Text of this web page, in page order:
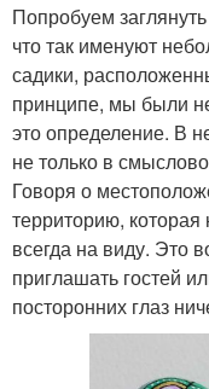
Попробуем
что так именуют
садики,
принципе, мы были
это определение. В
не только в
Говоря о
территорию,
всегда на виду. Это
приглашать гостей
посторонних глаз